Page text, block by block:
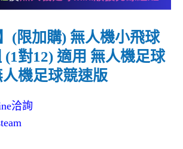
(限加購) 無人機小飛球
(1對12) 適用 無人機足球
機足球競速版
洽詢